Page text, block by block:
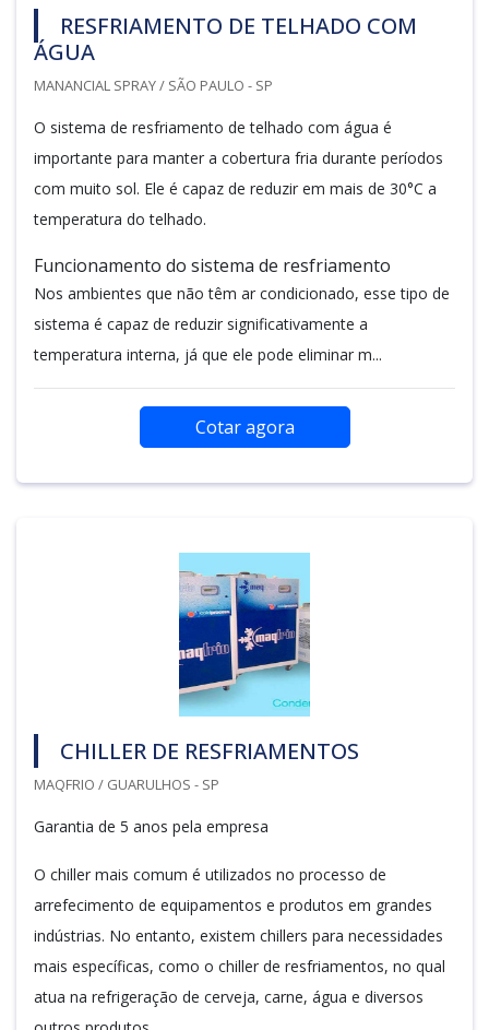
RESFRIAMENTO DE TELHADO COM
ÁGUA
MANANCIAL SPRAY / SÃO PAULO - SP
O sistema de resfriamento de telhado com água é
importante para manter a cobertura fria durante períodos
com muito sol. Ele é capaz de reduzir em mais de 30°C a
temperatura do telhado.
Funcionamento do sistema de resfriamento
Nos ambientes que não têm ar condicionado, esse tipo de
sistema é capaz de reduzir significativamente a
temperatura interna, já que ele pode eliminar m...
Cotar agora
CHILLER DE RESFRIAMENTOS
MAQFRIO / GUARULHOS - SP
Garantia de 5 anos pela empresa
O chiller mais comum é utilizados no processo de
arrefecimento de equipamentos e produtos em grandes
indústrias. No entanto, existem chillers para necessidades
mais específicas, como o chiller de resfriamentos, no qual
atua na refrigeração de cerveja, carne, água e diversos